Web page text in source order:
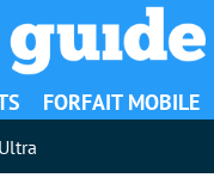
FORFAIT MOBILE